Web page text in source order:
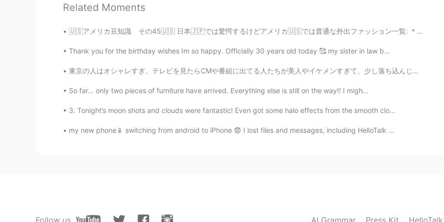
日本おつかれさまでした！
Roy 2019.10.05 13:29
今夜はラグビーゲーム、日本VSサモアを観ました。
あいかわらずも、サモアはプレーヤーは強いです。
Related Moments
🇺🇸アメリカ豆知識 その45🇺🇸 日本🇯🇵では驚愕するけどアメリカ🇺🇸では普通な外出ファッション一覧: ＊フードとレギンス ↪︎とにかく楽！！携帯を気軽に取り出せるポッケも付いてて便利 ...
Thank you for the birthday wishes Im so happy. Officially 30 years old today 🥰 my sister in law b...
東京の人はオシャレすぎ。テレビを見たらCMや番組に出てる人たちが美人やイケメンすぎて、少し落ち込んじゃう 笑笑 私は変える必要がないと思うけど、やっぱりいつか綺麗だ思われたいし、自分が大好きだと...
So far... only two pieces of furniture have arrived. Everything else is still on the way!! I migh...
3. Tonight’s moon shots and clouds were fantastic! Even got some halo effects from the smooth clo...
my new phone📱 switching from android to iPhone 😨 I lost files and messages, including HelloTalk ...
Follow us AI Grammar Press Kit